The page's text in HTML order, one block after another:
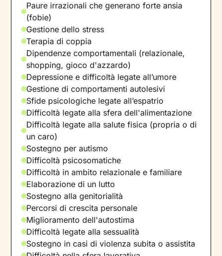
Paure irrazionali che generano forte ansia
(fobie)
Gestione dello stress
Terapia di coppia
Dipendenze comportamentali (relazionale,
shopping, gioco d'azzardo)
Depressione e difficoltà legate all’umore
Gestione di comportamenti autolesivi
Sfide psicologiche legate all’espatrio
Difficoltà legate alla sfera dell'alimentazione
Difficoltà legate alla salute fisica (propria o di
un caro)
Sostegno per autismo
Difficoltà psicosomatiche
Difficoltà in ambito relazionale e familiare
Elaborazione di un lutto
Sostegno alla genitorialità
Percorsi di crescita personale
Miglioramento dell'autostima
Difficoltà legate alla sessualità
Sostegno in casi di violenza subita o assistita